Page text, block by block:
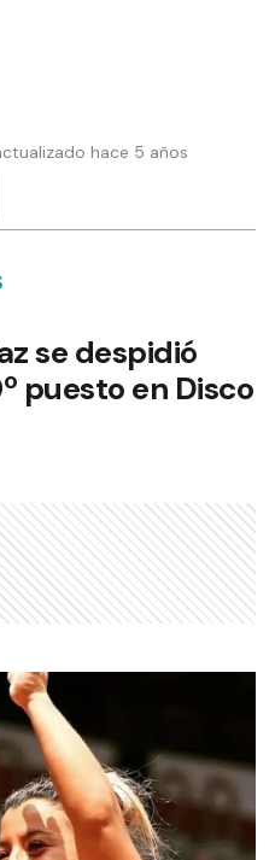
hace 5 años
se despidió
puesto en Disco